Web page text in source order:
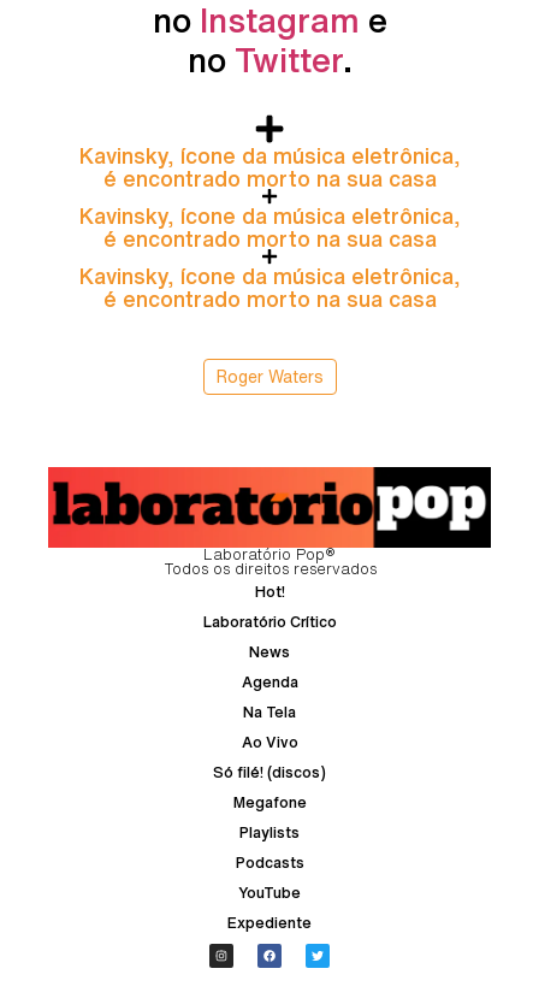
no Instagram e
no Twitter.
Kavinsky, ícone da música eletrônica,
é encontrado morto na sua casa
Kavinsky, ícone da música eletrônica,
é encontrado morto na sua casa
Kavinsky, ícone da música eletrônica,
é encontrado morto na sua casa
Roger Waters
Laboratório Pop®
Todos os direitos reservados
Hot!
Laboratório Crítico
News
Agenda
Na Tela
Ao Vivo
Só filé! (discos)
Megafone
Playlists
Podcasts
YouTube
Expediente